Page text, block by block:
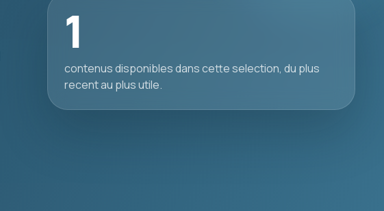
1
contenus disponibles dans cette selection, du plus
recent au plus utile.